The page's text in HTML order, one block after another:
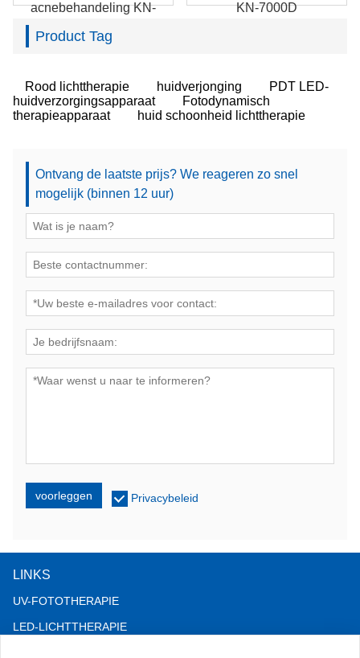
acnebehandeling KN-
KN-7000D
Product Tag
Rood lichttherapie huidverjonging
PDT LED-
huidverzorgingsapparaat
Fotodynamisch
therapieapparaat
huid schoonheid lichttherapie
Ontvang de laatste prijs? We reageren zo snel
mogelijk (binnen 12 uur)
voorleggen Privacybeleid
LINKS
UV-FOTOTHERAPIE
LED-LICHTTHERAPIE